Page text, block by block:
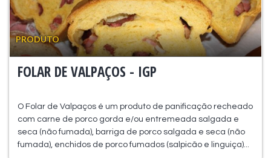
PRODUTO
FOLAR DE VALPAÇOS - IGP
O Folar de Valpaços é um produto de panificação recheado
com carne de porco gorda e/ou entremeada salgada e
seca (não fumada), barriga de porco salgada e seca (não
fumada), enchidos de porco fumados (salpicão e linguiça)...